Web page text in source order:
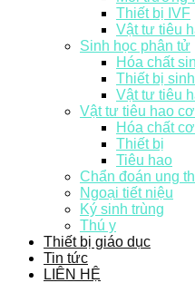
Thiết bị IVF
Vật tư tiêu
Sinh học phân tử
Hóa chất
Thiết bị
Vật tư tiêu
Vật tư tiêu hao
Hóa chất
Thiết bị
Tiêu hao
Chẩn đoán ung
Ngoại tiết niệu
Ký sinh trùng
Thú y
Thiết bị giáo dục
Tin tức
LIÊN HỆ